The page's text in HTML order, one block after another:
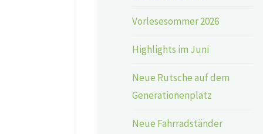
Vorlesesommer 2026
Highlights im Juni
Neue Rutsche auf dem
Generationenplatz
Neue Fahrradständer